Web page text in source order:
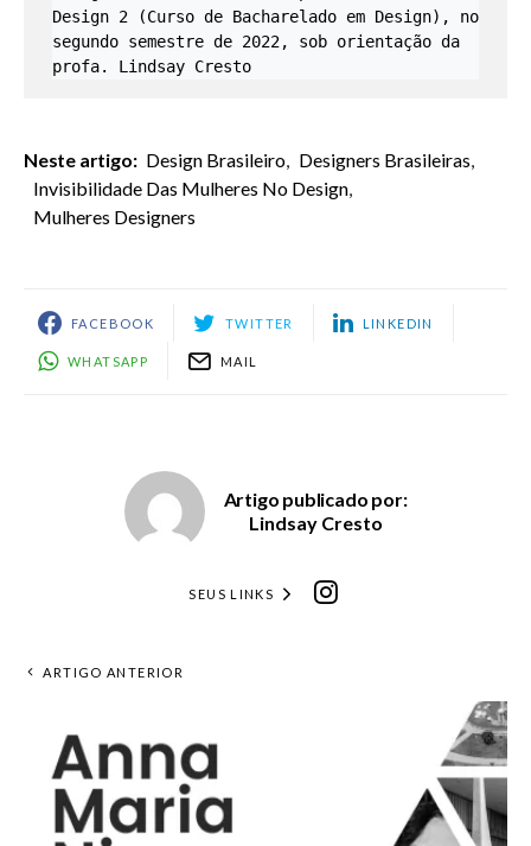
Design 2 (Curso de Bacharelado em Design), no
segundo semestre de 2022, sob orientação da
profa. Lindsay Cresto
Neste artigo: Design Brasileiro, Designers Brasileiras,
Invisibilidade Das Mulheres No Design,
Mulheres Designers
FACEBOOK TWITTER LINKEDIN
WHATSAPP MAIL
Artigo publicado por:
Lindsay Cresto
SEUS LINKS
ARTIGO ANTERIOR